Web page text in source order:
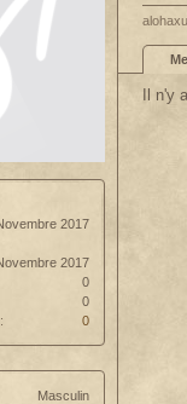
2017
2017
0
0
0
Masculin
Il n'y